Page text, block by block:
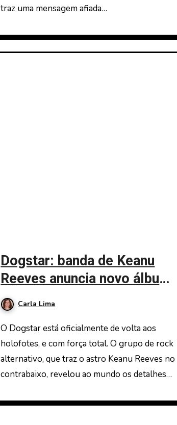
traz uma mensagem afiada…
Dogstar: banda de Keanu
Reeves anuncia novo álbum
‘All in Now’ e turnê
Carla Lima
O Dogstar está oficialmente de volta aos
holofotes, e com força total. O grupo de rock
alternativo, que traz o astro Keanu Reeves no
contrabaixo, revelou ao mundo os detalhes…